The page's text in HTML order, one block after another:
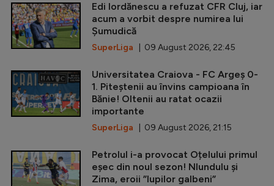
Edi Iordănescu a refuzat CFR Cluj, iar
acum a vorbit despre numirea lui
Șumudică
SuperLiga | 09 August 2026, 22:45
Universitatea Craiova - FC Argeș 0-
1. Piteștenii au învins campioana în
Bănie! Oltenii au ratat ocazii
importante
SuperLiga | 09 August 2026, 21:15
Petrolul i-a provocat Oțelului primul
eșec din noul sezon! Nlundulu și
Zima, eroii ”lupilor galbeni”